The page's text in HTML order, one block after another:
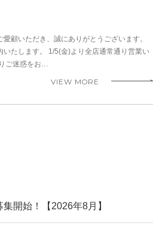
顧いただき、誠にありがとうございます。
たします。 1/5(金)より全店通常通り営業い
ご迷惑をお…
VIEW MORE
開始！【2026年8月】